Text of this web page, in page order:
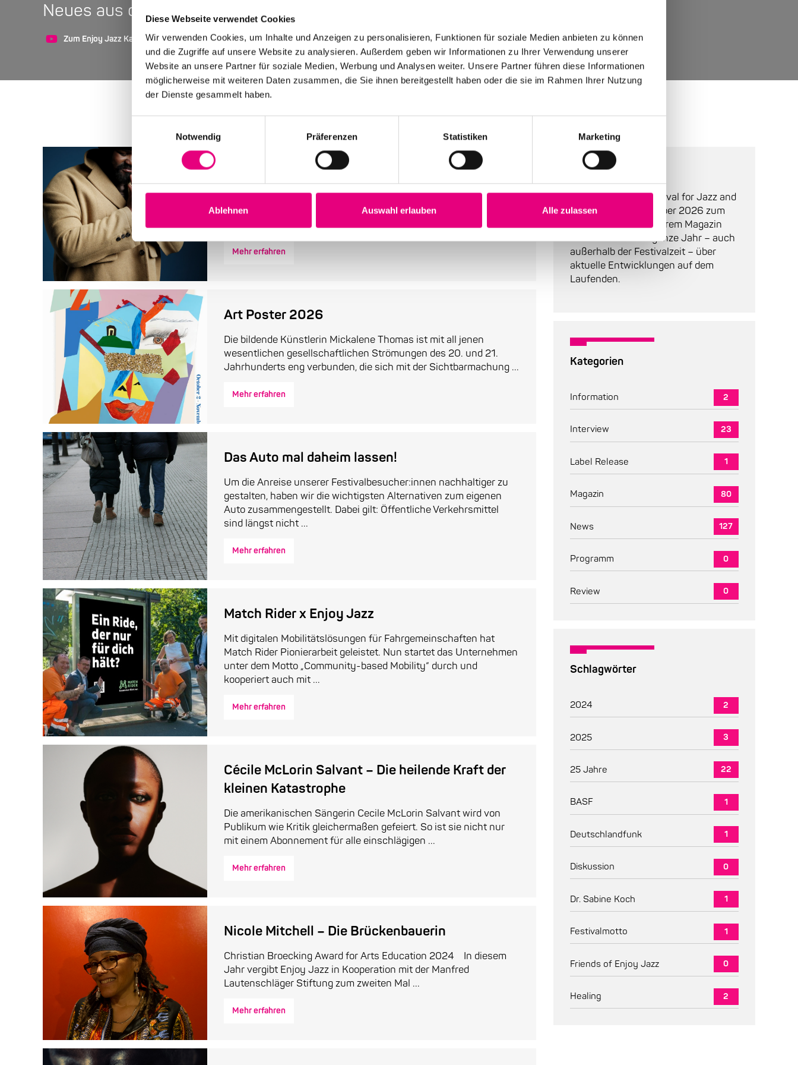
Diese Webseite verwendet Cookies
Wir verwenden Cookies, um Inhalte und Anzeigen zu personalisieren, Funktionen für soziale Medien anbieten zu können
und die Zugriffe auf unsere Website zu analysieren. Außerdem geben wir Informationen zu Ihrer Verwendung unserer
Website an unsere Partner für soziale Medien, Werbung und Analysen weiter. Unsere Partner führen diese Informationen
möglicherweise mit weiteren Daten zusammen, die Sie ihnen bereitgestellt haben oder die sie im Rahmen Ihrer Nutzung
der Dienste gesammelt haben.
Notwendig
Präferenzen Statistiken Marketing
Ablehnen Auswahl erlauben Alle zulassen
Neues aus der Welt von Enjoy Jazz
Zum Enjoy Jazz Kanal auf YouTube Zum Enjoy Jazz Podcast auf Spotify
Die Galionsfigur des Jazz kommt nach Mannheim
Gregory Porter, dieser hünenhafte, dem Leben und den Menschen
stets freundlich zugewandte Mann mit einer Stimme wie ein
wohlig warmes, sanft knisterndes Kaminfeuer erinnert ...
Mehr erfahren
Art Poster 2026
Die bildende Künstlerin Mickalene Thomas ist mit all jenen
wesentlichen gesellschaftlichen Strömungen des 20. und 21.
Jahrhunderts eng verbunden, die sich mit der Sichtbarmachung ...
Mehr erfahren
Das Auto mal daheim lassen!
Um die Anreise unserer Festivalbesucher:innen nachhaltiger zu
gestalten, haben wir die wichtigsten Alternativen zum eigenen
Auto zusammengestellt. Dabei gilt: Öffentliche Verkehrsmittel
sind längst nicht ...
Mehr erfahren
Match Rider x Enjoy Jazz
Mit digitalen Mobilitätslösungen für Fahrgemeinschaften hat
Match Rider Pionierarbeit geleistet. Nun startet das Unternehmen
unter dem Motto „Community-based Mobility“ durch und
kooperiert auch mit ...
Mehr erfahren
Cécile McLorin Salvant – Die heilende Kraft der
kleinen Katastrophe
Die amerikanischen Sängerin Cecile McLorin Salvant wird von
Publikum wie Kritik gleichermaßen gefeiert. So ist sie nicht nur
mit einem Abonnement für alle einschlägigen ...
Mehr erfahren
Nicole Mitchell – Die Brückenbauerin
Christian Broecking Award for Arts Education 2024 In diesem
Jahr vergibt Enjoy Jazz in Kooperation mit der Manfred
Lautenschläger Stiftung zum zweiten Mal ...
Mehr erfahren
Über Enjoy Jazz
Enjoy Jazz, das "Festival for Jazz and
More", findet im Oktober 2026 zum
28. Mal statt. In unserem Magazin
halten wir Sie das ganze Jahr – auch
außerhalb der Festivalzeit – über
aktuelle Entwicklungen auf dem
Laufenden.
Kategorien
Information 2
Interview 23
Label Release 1
Magazin 80
News 127
Programm 0
Review 0
Schlagwörter
2024 2
2025 3
25 Jahre 22
BASF 1
Deutschlandfunk 1
Diskussion 0
Dr. Sabine Koch 1
Festivalmotto 1
Friends of Enjoy Jazz 0
Healing 2